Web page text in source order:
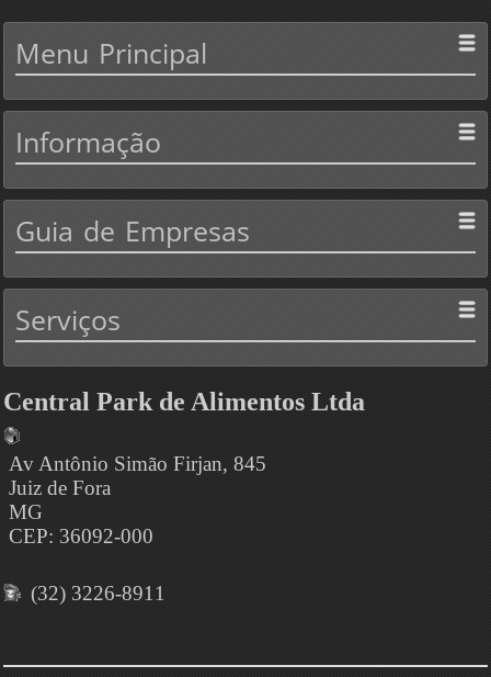
Menu Principal
Informação
Guia de Empresas
Serviços
Central Park de Alimentos Ltda
Av Antônio Simão Firjan, 845
Juiz de Fora
MG
CEP: 36092-000
(32) 3226-8911